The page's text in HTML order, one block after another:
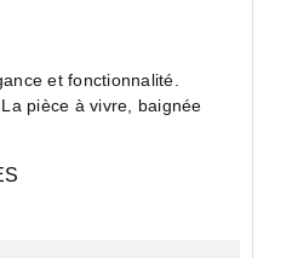
et fonctionnalité.
pièce à vivre, baignée